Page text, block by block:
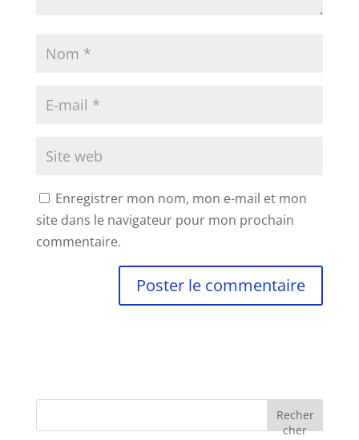
Enregistrer mon nom, mon e-mail et mon
site dans le navigateur pour mon prochain
commentaire.
Recher
cher